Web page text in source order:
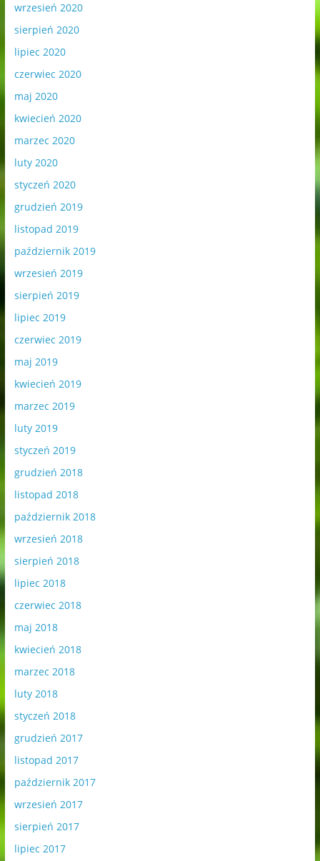
wrzesień 2020
sierpień 2020
lipiec 2020
czerwiec 2020
maj 2020
kwiecień 2020
marzec 2020
luty 2020
styczeń 2020
grudzień 2019
listopad 2019
październik 2019
wrzesień 2019
sierpień 2019
lipiec 2019
czerwiec 2019
maj 2019
kwiecień 2019
marzec 2019
luty 2019
styczeń 2019
grudzień 2018
listopad 2018
październik 2018
wrzesień 2018
sierpień 2018
lipiec 2018
czerwiec 2018
maj 2018
kwiecień 2018
marzec 2018
luty 2018
styczeń 2018
grudzień 2017
listopad 2017
październik 2017
wrzesień 2017
sierpień 2017
lipiec 2017